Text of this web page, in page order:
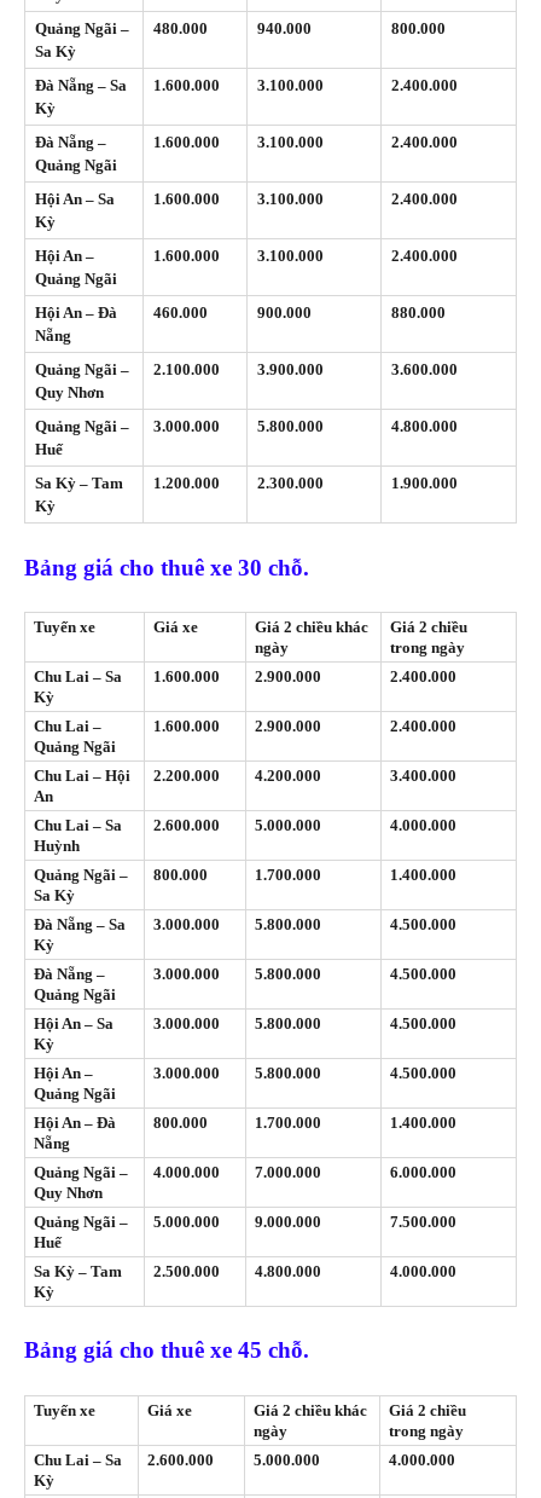
Quảng Ngãi –
Sa Kỳ
480.000 940.000 800.000
Đà Nẵng – Sa
Kỳ
1.600.000 3.100.000 2.400.000
Đà Nẵng –
Quảng Ngãi
1.600.000 3.100.000 2.400.000
Hội An – Sa
Kỳ
1.600.000 3.100.000 2.400.000
Hội An –
Quảng Ngãi
1.600.000 3.100.000 2.400.000
Hội An – Đà
Nẵng
460.000 900.000 880.000
Quảng Ngãi –
Quy Nhơn
2.100.000 3.900.000 3.600.000
Quảng Ngãi –
Huế
3.000.000 5.800.000 4.800.000
Sa Kỳ – Tam
Kỳ
1.200.000 2.300.000 1.900.000
Bảng giá cho thuê xe 30 chỗ.
Tuyến xe Giá xe
Giá 2 chiều khác
ngày
Giá 2 chiều
trong ngày
Chu Lai – Sa
Kỳ
1.600.000 2.900.000 2.400.000
Chu Lai –
Quảng Ngãi
1.600.000 2.900.000 2.400.000
Chu Lai – Hội
An
2.200.000 4.200.000 3.400.000
Chu Lai – Sa
Huỳnh
2.600.000 5.000.000 4.000.000
Quảng Ngãi –
Sa Kỳ
800.000 1.700.000 1.400.000
Đà Nẵng – Sa
Kỳ
3.000.000 5.800.000 4.500.000
Đà Nẵng –
Quảng Ngãi
3.000.000 5.800.000 4.500.000
Hội An – Sa
Kỳ
3.000.000 5.800.000 4.500.000
Hội An –
Quảng Ngãi
3.000.000 5.800.000 4.500.000
Hội An – Đà
Nẵng
800.000 1.700.000 1.400.000
Quảng Ngãi –
Quy Nhơn
4.000.000 7.000.000 6.000.000
Quảng Ngãi –
Huế
5.000.000 9.000.000 7.500.000
Sa Kỳ – Tam
Kỳ
2.500.000 4.800.000 4.000.000
Bảng giá cho thuê xe 45 chỗ.
Tuyến xe Giá xe
Giá 2 chiều khác
ngày
Giá 2 chiều
trong ngày
Chu Lai – Sa
Kỳ
2.600.000 5.000.000 4.000.000